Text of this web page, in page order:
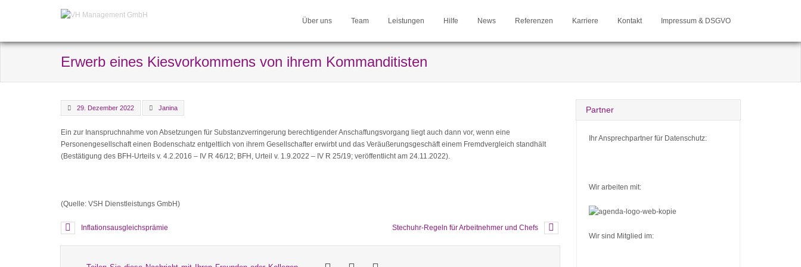
Über uns Team Leistungen Hilfe News Referenzen Karriere Kontakt Impressum & DSGVO
Erwerb eines Kiesvorkommens von ihrem Kommanditisten
29. Dezember 2022 Janina
Ein zur Inanspruchnahme von Absetzungen für Substanzverringerung berechtigender Anschaffungsvorgang liegt auch dann vor, wenn eine
Personengesellschaft einen Bodenschatz entgeltlich von ihrem Gesellschafter erwirbt und das Veräußerungsgeschäft einem Fremdvergleich standhält
(Bestätigung des BFH-Urteils v. 4.2.2016 – IV R 46/12; BFH, Urteil v. 1.9.2022 – IV R 25/19; veröffentlicht am 24.11.2022).
(Quelle: VSH Dienstleistungs GmbH)
Inflationsausgleichsprämie Stechuhr-Regeln für Arbeitnehmer und Chefs
Partner
Ihr Ansprechpartner für Datenschutz:
Wir arbeiten mit:
Wir sind Mitglied im: